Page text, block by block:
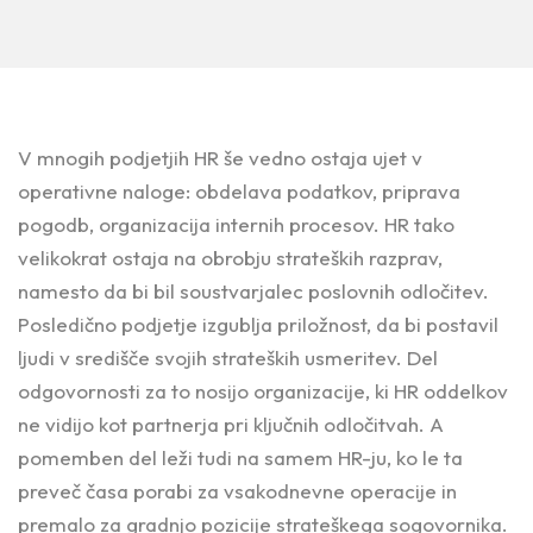
V mnogih podjetjih HR še vedno ostaja ujet v
operativne naloge: obdelava podatkov, priprava
pogodb, organizacija internih procesov. HR tako
velikokrat ostaja na obrobju strateških razprav,
namesto da bi bil soustvarjalec poslovnih odločitev.
Posledično podjetje izgublja priložnost, da bi postavil
ljudi v središče svojih strateških usmeritev. Del
odgovornosti za to nosijo organizacije, ki HR oddelkov
ne vidijo kot partnerja pri ključnih odločitvah. A
pomemben del leži tudi na samem HR-ju, ko le ta
preveč časa porabi za vsakodnevne operacije in
premalo za gradnjo pozicije strateškega sogovornika.